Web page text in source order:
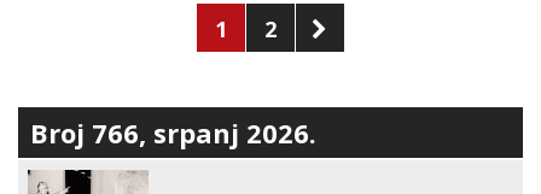
objava
1 2
Broj 766, srpanj 2026.